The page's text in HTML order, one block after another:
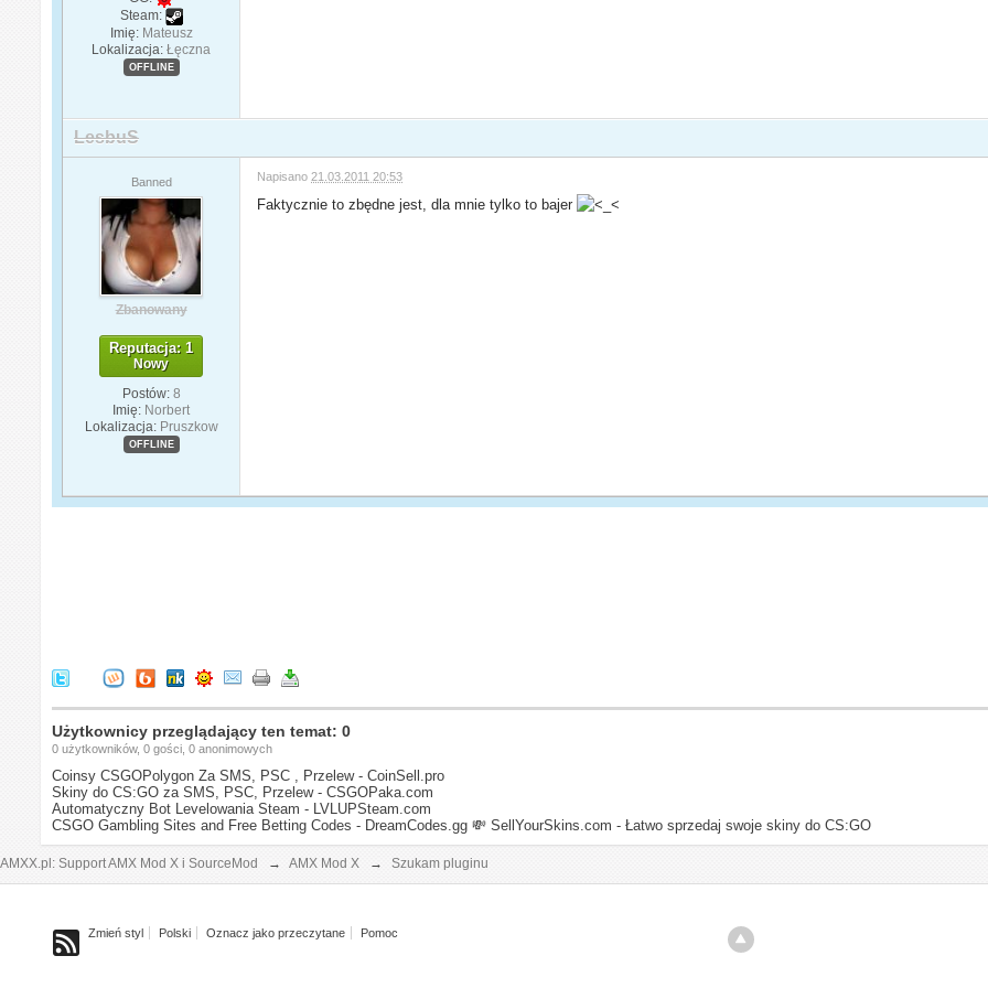
Steam:
Imię: Mateusz
Lokalizacja: Łęczna
OFFLINE
LesbuS
Banned
Zbanowany
Reputacja: 1
Nowy
Postów: 8
Imię: Norbert
Lokalizacja: Pruszkow
OFFLINE
Napisano 21.03.2011 20:53
Faktycznie to zbędne jest, dla mnie tylko to bajer
Użytkownicy przeglądający ten temat: 0
0 użytkowników, 0 gości, 0 anonimowych
Coinsy CSGOPolygon Za SMS, PSC , Przelew - CoinSell.pro
Skiny do CS:GO za SMS, PSC, Przelew - CSGOPaka.com
Automatyczny Bot Levelowania Steam - LVLUPSteam.com
CSGO Gambling Sites and Free Betting Codes - DreamCodes.gg 💸 SellYourSkins.com - Łatwo sprzedaj swoje skiny do CS:GO
AMXX.pl: Support AMX Mod X i SourceMod → AMX Mod X → Szukam pluginu
Zmień styl Polski Oznacz jako przeczytane Pomoc